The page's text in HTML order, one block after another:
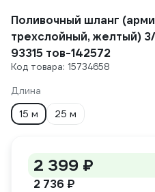
Поливочный шланг
трехслойный, желтый)
93315 тов-142572
Код товара: 15734658
Длина
15 м
25 м
2 399 ₽
2 736 ₽